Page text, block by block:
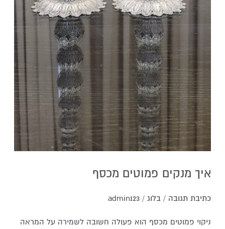
איך מנקים פמוטים מכסף
כתיבת תגובה / בלוג/
admin123
ניקוי פמוטים מכסף הוא פעולה חשובה לשמירה על המראה